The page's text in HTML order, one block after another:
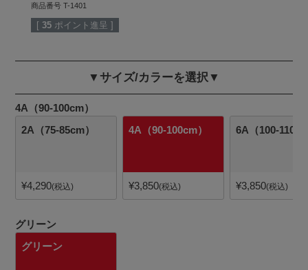
商品番号 T-1401
[ 35 ポイント進呈 ]
▼サイズ/カラーを選択▼
4A（90-100cm）
2A（75-85cm）
¥4,290 税込
4A（90-100cm）
¥3,850 税込
6A（100-
¥3,850 税込
グリーン
グリーン